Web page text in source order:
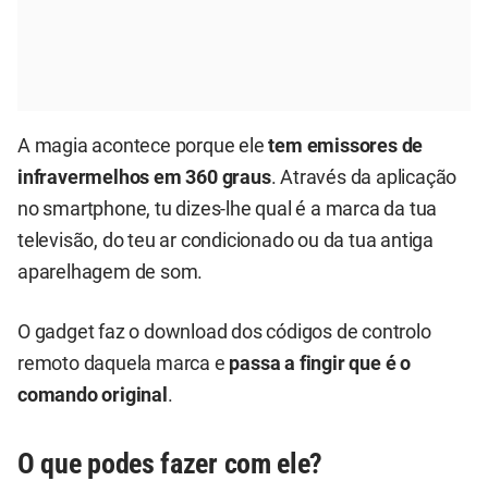
A magia acontece porque eletem emissores de
infravermelhos em 360 graus. Através da aplicação
no smartphone, tu dizes-lhe qual é a marca da tua
televisão, do teu ar condicionado ou da tua antiga
aparelhagem de som.
O gadget faz o download dos códigos de controlo
remoto daquela marca e passa a fingir que é o
comando original .
O que podes fazer com ele?